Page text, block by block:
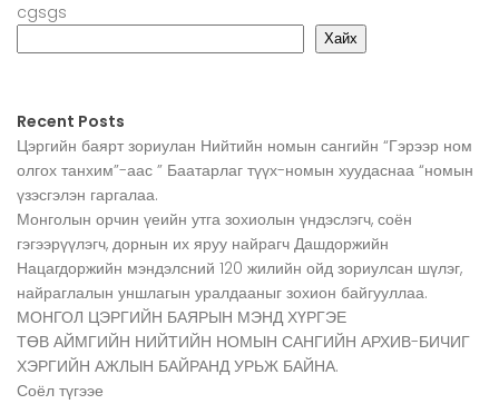
cgsgs
Хайх
Recent Posts
Цэргийн баярт зориулан Нийтийн номын сангийн “Гэрээр ном
олгох танхим”-аас ” Баатарлаг түүх-номын хуудаснаа “номын
үзэсгэлэн гаргалаа.
Монголын орчин үеийн утга зохиолын үндэслэгч, соён
гэгээрүүлэгч, дорнын их яруу найрагч Дашдоржийн
Нацагдоржийн мэндэлсний 120 жилийн ойд зориулсан шүлэг,
найраглалын уншлагын уралдааныг зохион байгууллаа.
МОНГОЛ ЦЭРГИЙН БАЯРЫН МЭНД ХҮРГЭЕ
ТӨВ АЙМГИЙН НИЙТИЙН НОМЫН САНГИЙН АРХИВ-БИЧИГ
ХЭРГИЙН АЖЛЫН БАЙРАНД УРЬЖ БАЙНА.
Соёл түгээе